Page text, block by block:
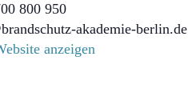
800 950
akademie-berlin.de
anzeigen